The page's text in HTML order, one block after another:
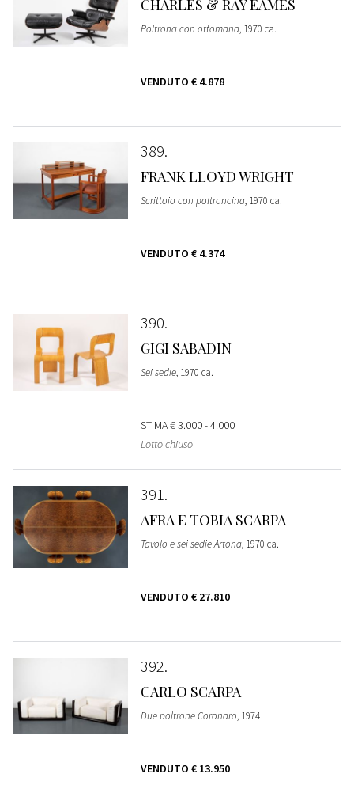
CHARLES & RAY EAMES
Poltrona con ottomana, 1970 ca.
VENDUTO € 4.878
389
FRANK LLOYD WRIGHT
Scrittoio con poltroncina, 1970 ca.
VENDUTO € 4.374
390
GIGI SABADIN
Sei sedie, 1970 ca.
STIMA€ 3.000 - 4.000
Lotto chiuso
391
AFRA E TOBIA SCARPA
Tavolo e sei sedie Artona, 1970 ca.
VENDUTO € 27.810
392
CARLO SCARPA
Due poltrone Coronaro, 1974
VENDUTO € 13.950